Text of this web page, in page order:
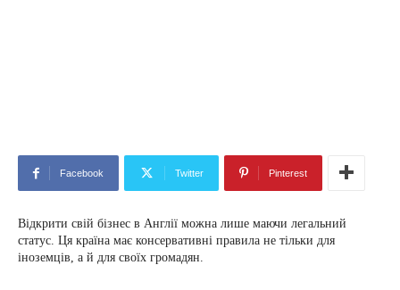
Facebook Twitter Pinterest
Відкрити свій бізнес в Англії можна лише маючи легальний
статус. Ця країна має консервативні правила не тільки для
іноземців, а й для своїх громадян.